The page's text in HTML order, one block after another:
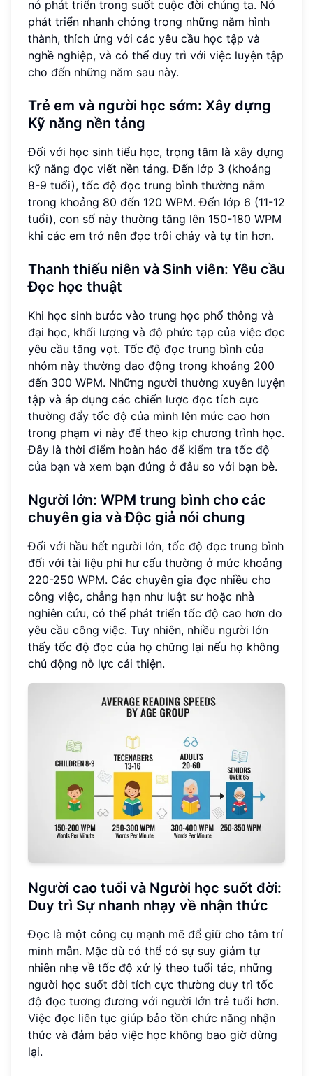
nó phát triển trong suốt cuộc đời chúng ta. Nó
phát triển nhanh chóng trong những năm hình
thành, thích ứng với các yêu cầu học tập và
nghề nghiệp, và có thể duy trì với việc luyện tập
cho đến những năm sau này.
Trẻ em và người học sớm: Xây dựng
Kỹ năng nền tảng
Đối với học sinh tiểu học, trọng tâm là xây dựng
kỹ năng đọc viết nền tảng. Đến lớp 3 (khoảng
8-9 tuổi), tốc độ đọc trung bình thường nằm
trong khoảng 80 đến 120 WPM. Đến lớp 6 (11-12
tuổi), con số này thường tăng lên 150-180 WPM
khi các em trở nên đọc trôi chảy và tự tin hơn.
Thanh thiếu niên và Sinh viên: Yêu cầu
Đọc học thuật
Khi học sinh bước vào trung học phổ thông và
đại học, khối lượng và độ phức tạp của việc đọc
yêu cầu tăng vọt. Tốc độ đọc trung bình của
nhóm này thường dao động trong khoảng 200
đến 300 WPM. Những người thường xuyên luyện
tập và áp dụng các chiến lược đọc tích cực
thường đẩy tốc độ của mình lên mức cao hơn
trong phạm vi này để theo kịp chương trình học.
Đây là thời điểm hoàn hảo để kiểm tra tốc độ
của bạn và xem bạn đứng ở đâu so với bạn bè.
Người lớn: WPM trung bình cho các
chuyên gia và Độc giả nói chung
Đối với hầu hết người lớn, tốc độ đọc trung bình
đối với tài liệu phi hư cấu thường ở mức khoảng
220-250 WPM. Các chuyên gia đọc nhiều cho
công việc, chẳng hạn như luật sư hoặc nhà
nghiên cứu, có thể phát triển tốc độ cao hơn do
yêu cầu công việc. Tuy nhiên, nhiều người lớn
thấy tốc độ đọc của họ chững lại nếu họ không
chủ động nỗ lực cải thiện.
Người cao tuổi và Người học suốt đời:
Duy trì Sự nhanh nhạy về nhận thức
Đọc là một công cụ mạnh mẽ để giữ cho tâm trí
minh mẫn. Mặc dù có thể có sự suy giảm tự
nhiên nhẹ về tốc độ xử lý theo tuổi tác, những
người học suốt đời tích cực thường duy trì tốc
độ đọc tương đương với người lớn trẻ tuổi hơn.
Việc đọc liên tục giúp bảo tồn chức năng nhận
thức và đảm bảo việc học không bao giờ dừng
lại.